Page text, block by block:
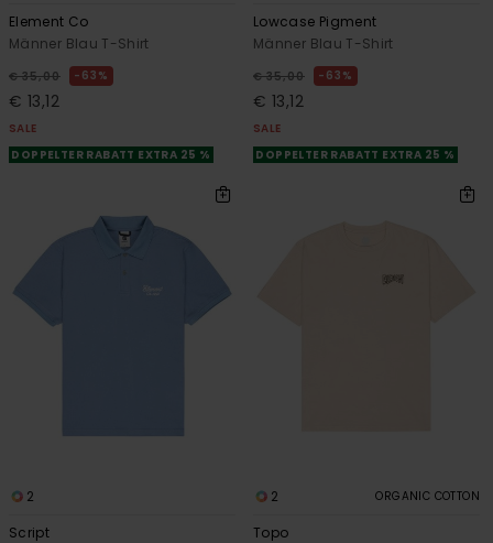
Element Co
Männer Blau T-Shirt
€ 35,00 63%
€ 13,12
SALE
DOPPELTER RABATT EXTRA 25 %
Lowcase Pigment
Männer Blau T-Shirt
€ 35,00 63%
€ 13,12
SALE
DOPPELTER RABATT EXTRA 25 %
2
Script
2 ORGANIC COTTON
Topo